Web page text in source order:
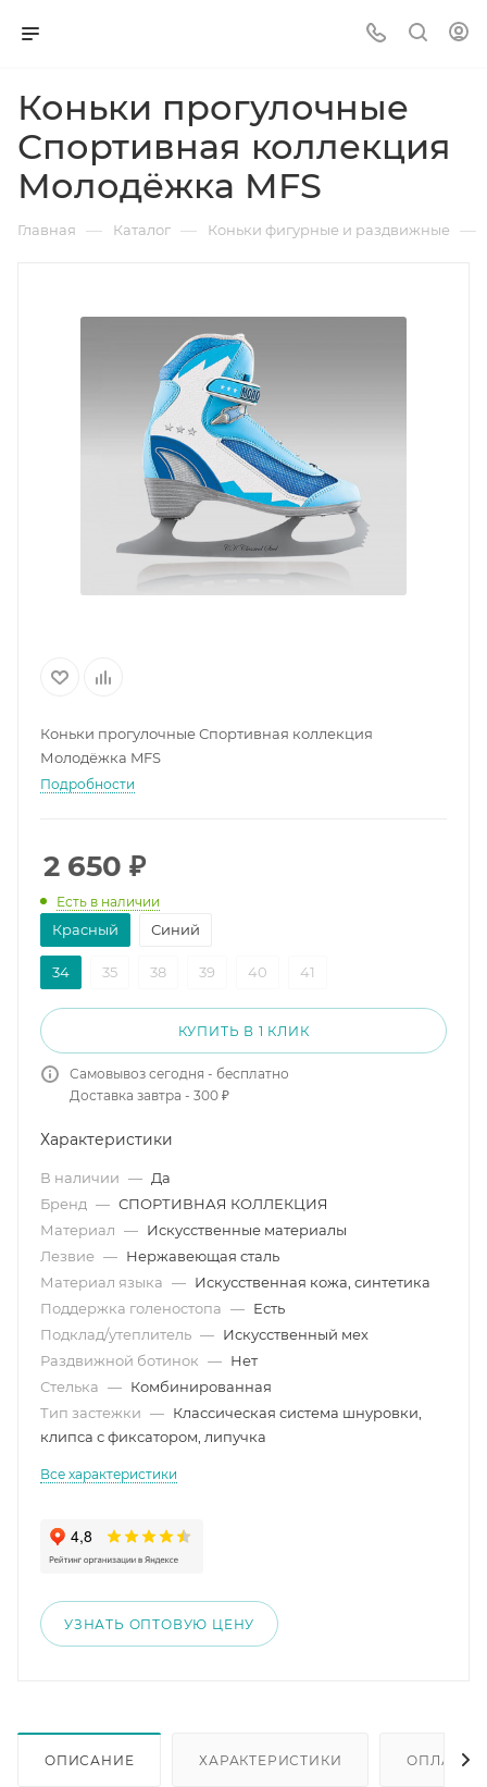
Коньки прогулочные
Спортивная коллекция
Молодёжка MFS
Главная — Каталог — Коньки фигурные и раздвижные —
Коньки прогулочные Спортивная коллекция
Молодёжка MFS
Подробности
2 650 ₽
Есть в наличии
Красный Синий
34 35 38 39 40 41
КУПИТЬ В 1 КЛИК
Самовывоз сегодня - бесплатно
Доставка завтра - 300 ₽
Характеристики
В наличии — Да
Бренд — СПОРТИВНАЯ КОЛЛЕКЦИЯ
Материал — Искусственные материалы
Лезвие — Нержавеющая сталь
Материал языка — Искусственная кожа, синтетика
Поддержка голеностопа — Есть
Подклад/утеплитель — Искусственный мех
Раздвижной ботинок — Нет
Стелька — Комбинированная
Тип застежки — Классическая система шнуровки,
клипса с фиксатором, липучка
Все характеристики
УЗНАТЬ ОПТОВУЮ ЦЕНУ
ОПИСАНИЕ ХАРАКТЕРИСТИКИ ОПЛАТА